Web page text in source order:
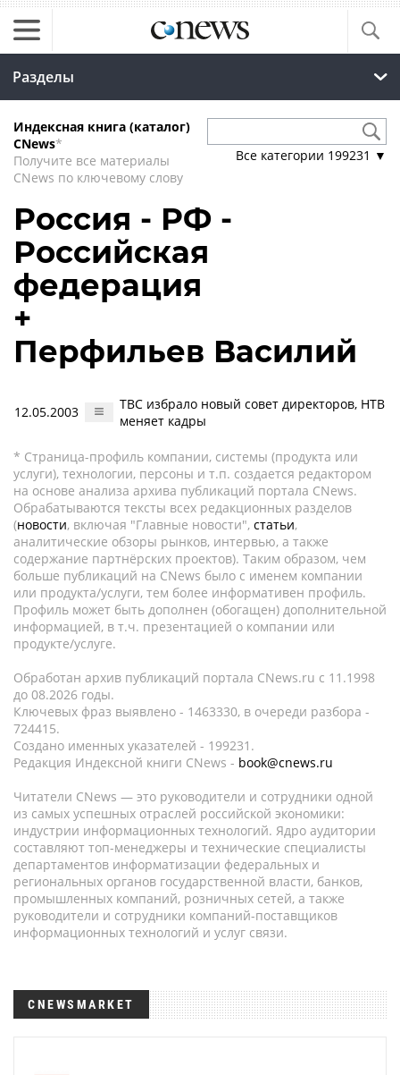
Разделы
Индексная книга (каталог)
CNews*
Получите все материалы
CNews по ключевому слову
Все категории 199231 ▼
Россия - РФ -
Российская
федерация
+
Перфильев Василий
12.05.2003
ТВС избрало новый совет директоров, НТВ
меняет кадры
* Страница-профиль компании, системы (продукта или
услуги), технологии, персоны и т.п. создается редактором
на основе анализа архива публикаций портала CNews.
Обрабатываются тексты всех редакционных разделов
(новости, включая "Главные новости", статьи,
аналитические обзоры рынков, интервью, а также
содержание партнёрских проектов). Таким образом, чем
больше публикаций на CNews было с именем компании
или продукта/услуги, тем более информативен профиль.
Профиль может быть дополнен (обогащен) дополнительной
информацией, в т.ч. презентацией о компании или
продукте/услуге.
Обработан архив публикаций портала CNews.ru c 11.1998
до 08.2026 годы.
Ключевых фраз выявлено - 1463330, в очереди разбора -
724415.
Создано именных указателей - 199231.
Редакция Индексной книги CNews - book@cnews.ru
Читатели CNews — это руководители и сотрудники одной
из самых успешных отраслей российской экономики:
индустрии информационных технологий. Ядро аудитории
составляют топ-менеджеры и технические специалисты
департаментов информатизации федеральных и
региональных органов государственной власти, банков,
промышленных компаний, розничных сетей, а также
руководители и сотрудники компаний-поставщиков
информационных технологий и услуг связи.
CNEWSMARKET